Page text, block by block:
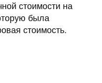
стоимости на
была
стоимость.